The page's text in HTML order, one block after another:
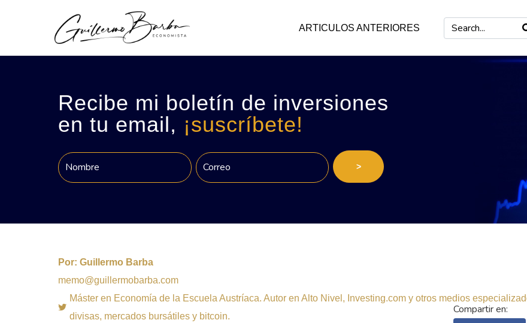
ARTICULOS ANTERIORES
Recibe mi boletín de inversiones
en tu email, ¡suscríbete!
>
Por: Guillermo Barba
memo@guillermobarba.com
Máster en Economía de la Escuela Austríaca. Autor en Alto Nivel, Investing.com y otros medios
divisas, mercados bursátiles y bitcoin.